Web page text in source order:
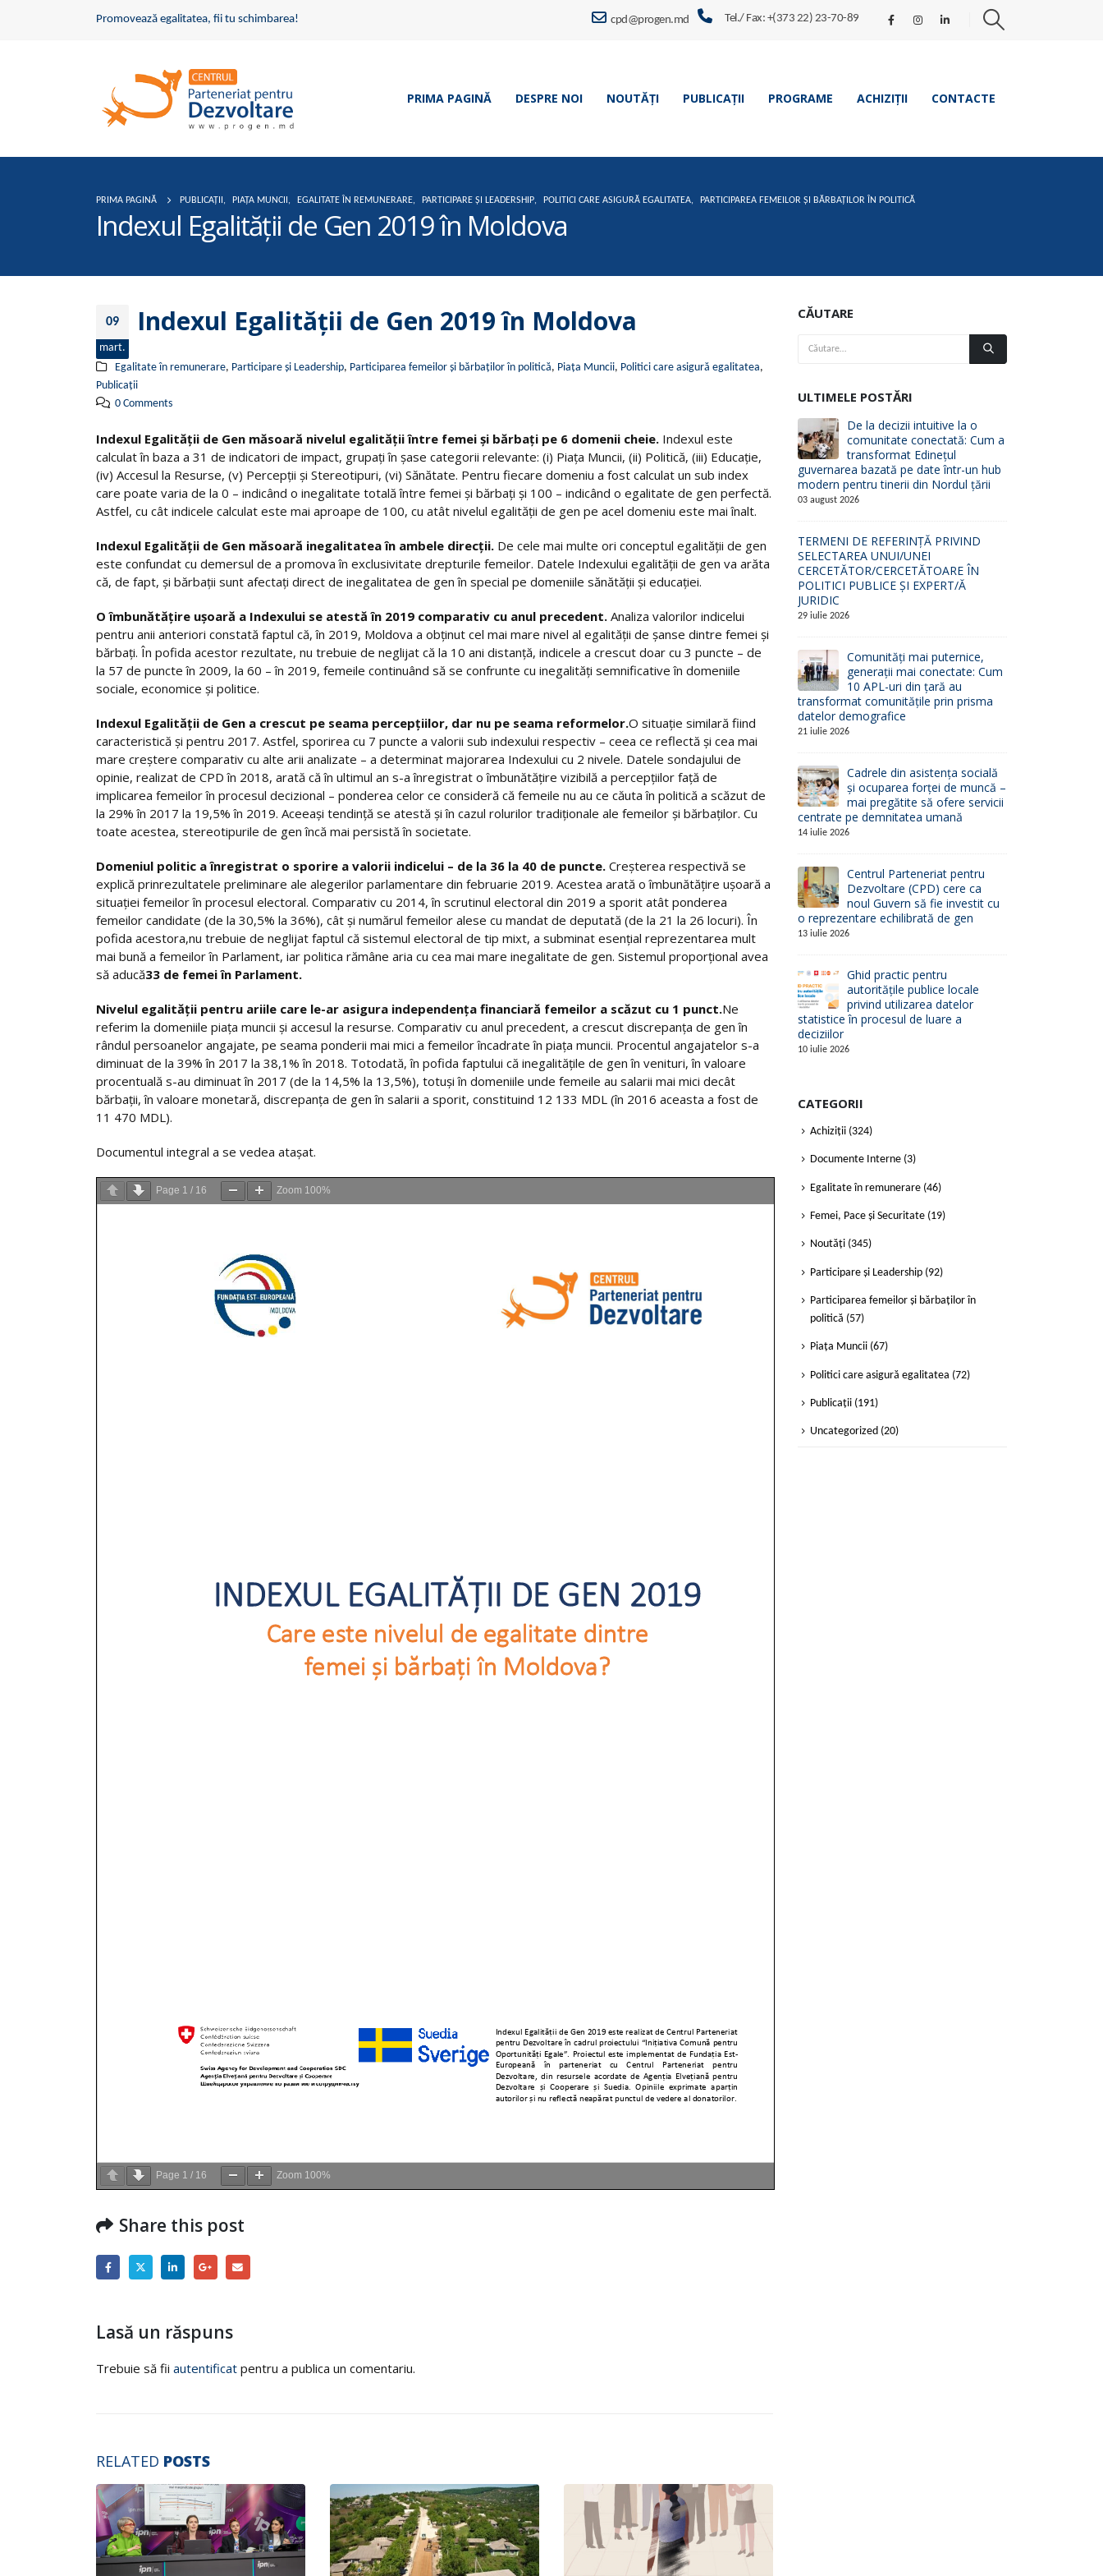
Promovează egalitatea, fii tu schimbarea! cpd@progen.md Tel./ Fax: +(373 22) 23-70-89
PRIMA PAGINĂ DESPRE NOI NOUTĂȚI PUBLICAȚII PROGRAME ACHIZIȚII CONTACTE
PRIMA PAGINĂ PUBLICAȚII , PIAȚA MUNCII , EGALITATE ÎN REMUNERARE, PARTICIPARE ȘI LEADERSHIP, POLITICI CARE ASIGURĂ EGALITATEA, PARTICIPAREA FEMEILOR ȘI BĂRBAȚILOR ÎN POLITICĂ
Indexul Egalității de Gen 2019 în Moldova
09
mart.
Indexul Egalității de Gen 2019 în Moldova
Egalitate în remunerare, Participare și Leadership, Participarea femeilor și bărbaților în politică, Piața Muncii, Politici care asigură egalitatea,
Publicații
0 Comments
Indexul Egalității de Gen măsoară nivelul egalității între femei și bărbați pe 6 domenii cheie. Indexul este
calculat în baza a 31 de indicatori de impact, grupați în șase categorii relevante: (i) Piața Muncii, (ii) Politică, (iii) Educație,
(iv) Accesul la Resurse, (v) Percepții şi Stereotipuri, (vi) Sănătate. Pentru fiecare domeniu a fost calculat un sub index
care poate varia de la 0 – indicând o inegalitate totală între femei și bărbați și 100 – indicând o egalitate de gen perfectă.
Astfel, cu cât indicele calculat este mai aproape de 100, cu atât nivelul egalității de gen pe acel domeniu este mai înalt.
Indexul Egalității de Gen măsoară inegalitatea în ambele direcții. De cele mai multe ori conceptul egalității de gen
este confundat cu demersul de a promova în exclusivitate drepturile femeilor. Datele Indexului egalității de gen va arăta
că, de fapt, și bărbații sunt afectați direct de inegalitatea de gen în special pe domeniile sănătății și educației.
O îmbunătățire ușoară a Indexului se atestă în 2019 comparativ cu anul precedent. Analiza valorilor indicelui
pentru anii anteriori constată faptul că, în 2019, Moldova a obținut cel mai mare nivel al egalității de șanse dintre femei și
bărbați. În pofida acestor rezultate, nu trebuie de neglijat că la 10 ani distanță, indicele a crescut doar cu 3 puncte – de
la 57 de puncte în 2009, la 60 – în 2019, femeile continuând să se confrunte cu inegalități semnificative în domeniile
sociale, economice și politice.
Indexul Egalității de Gen a crescut pe seama percepțiilor, dar nu pe seama reformelor.O situație similară fiind
caracteristică și pentru 2017. Astfel, sporirea cu 7 puncte a valorii sub indexului respectiv – ceea ce reflectă și cea mai
mare creștere comparativ cu alte arii analizate – a determinat majorarea Indexului cu 2 nivele. Datele sondajului de
opinie, realizat de CPD în 2018, arată că în ultimul an s-a înregistrat o îmbunătățire vizibilă a percepțiilor față de
implicarea femeilor în procesul decizional – ponderea celor ce consideră că femeile nu au ce căuta în politică a scăzut de
la 29% în 2017 la 19,5% în 2019. Aceeași tendință se atestă și în cazul rolurilor tradiționale ale femeilor și bărbaților. Cu
toate acestea, stereotipurile de gen încă mai persistă în societate.
Domeniul politic a înregistrat o sporire a valorii indicelui – de la 36 la 40 de puncte. Creșterea respectivă se
explică prinrezultatele preliminare ale alegerilor parlamentare din februarie 2019. Acestea arată o îmbunătățire ușoară a
situației femeilor în procesul electoral. Comparativ cu 2014, în scrutinul electoral din 2019 a sporit atât ponderea
femeilor candidate (de la 30,5% la 36%), cât și numărul femeilor alese cu mandat de deputată (de la 21 la 26 locuri). În
pofida acestora,nu trebuie de neglijat faptul că sistemul electoral de tip mixt, a subminat esențial reprezentarea mult
mai bună a femeilor în Parlament, iar politica rămâne aria cu cea mai mare inegalitate de gen. Sistemul proporțional avea
să aducă33 de femei în Parlament.
Nivelul egalității pentru ariile care le-ar asigura independența financiară femeilor a scăzut cu 1 punct.Ne
referim la domeniile piața muncii și accesul la resurse. Comparativ cu anul precedent, a crescut discrepanța de gen în
rândul persoanelor angajate, pe seama ponderii mai mici a femeilor încadrate în piața muncii. Procentul angajatelor s-a
diminuat de la 39% în 2017 la 38,1% în 2018. Totodată, în pofida faptului că inegalitățile de gen în venituri, în valoare
procentuală s-au diminuat în 2017 (de la 14,5% la 13,5%), totuși în domeniile unde femeile au salarii mai mici decât
bărbații, în valoare monetară, discrepanța de gen în salarii a sporit, constituind 12 133 MDL (în 2016 aceasta a fost de
11 470 MDL).
Documentul integral a se vedea atașat.
Page 1 / 16 Zoom 100%
Page 1 / 16 Zoom 100%
Share this post
Lasă un răspuns
Trebuie să fii autentificat pentru a publica un comentariu.
RELATED POSTS
22
iul.
Propunerile CPD
pentru Regulamentul
cu Privire la Acordarea
Subvențiilor pentru
Îmbunătățirea
CĂUTARE
ULTIMELE POSTĂRI
De la decizii intuitive la o
comunitate conectată: Cum a
transformat Edinețul
guvernarea bazată pe date într-un hub
modern pentru tinerii din Nordul țării
03 august 2026
TERMENI DE REFERINȚĂ PRIVIND
SELECTAREA UNUI/UNEI
CERCETĂTOR/CERCETĂTOARE ÎN
POLITICI PUBLICE ȘI EXPERT/Ă
JURIDIC
29 iulie 2026
Comunități mai puternice,
generații mai conectate: Cum
10 APL-uri din țară au
transformat comunitățile prin prisma
datelor demografice
21 iulie 2026
Cadrele din asistența socială
și ocuparea forței de muncă –
mai pregătite să ofere servicii
centrate pe demnitatea umană
14 iulie 2026
Centrul Parteneriat pentru
Dezvoltare (CPD) cere ca
noul Guvern să fie investit cu
o reprezentare echilibrată de gen
13 iulie 2026
Ghid practic pentru
autoritățile publice locale
privind utilizarea datelor
statistice în procesul de luare a
deciziilor
10 iulie 2026
CATEGORII
Achiziții (324)
Documente Interne (3)
Egalitate în remunerare (46)
Femei, Pace și Securitate (19)
Noutăți (345)
Participare și Leadership (92)
Participarea femeilor și bărbaților în
politică (57)
Piața Muncii (67)
Politici care asigură egalitatea (72)
Publicații (191)
Uncategorized (20)